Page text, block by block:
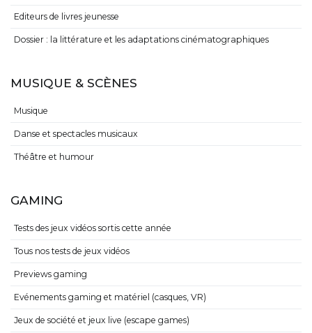
Editeurs de livres jeunesse
Dossier : la littérature et les adaptations cinématographiques
MUSIQUE & SCÈNES
Musique
Danse et spectacles musicaux
Théâtre et humour
GAMING
Tests des jeux vidéos sortis cette année
Tous nos tests de jeux vidéos
Previews gaming
Evénements gaming et matériel (casques, VR)
Jeux de société et jeux live (escape games)